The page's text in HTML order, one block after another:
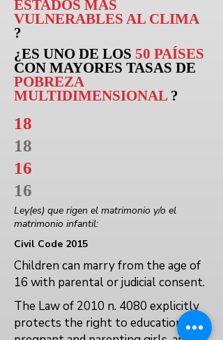
ESTADOS MÁS
VULNERABLES AL CLIMA
?
¿ES UNO DE LOS 50 PAÍSES
CON MAYORES TASAS DE
POBREZA
MULTIDIMENSIONAL ?
18
18
16
16
Ley(es) que rigen el matrimonio y/o el
matrimonio infantil:
Civil Code 2015
Children can marry from the age of
16 with parental or judicial consent.
The Law of 2010 n. 4080 explicitly
protects the right to education for